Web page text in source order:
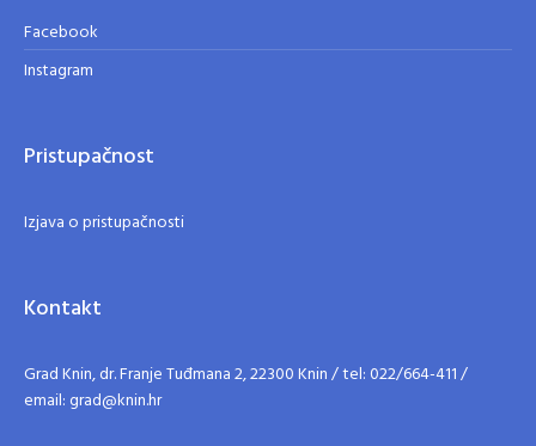
Facebook
Instagram
Pristupačnost
Izjava o pristupačnosti
Kontakt
Grad Knin, dr. Franje Tuđmana 2, 22300 Knin / tel: 022/664-411 /
email: grad@knin.hr